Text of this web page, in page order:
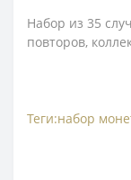
Набор из 35
повторов,
Теги:набор